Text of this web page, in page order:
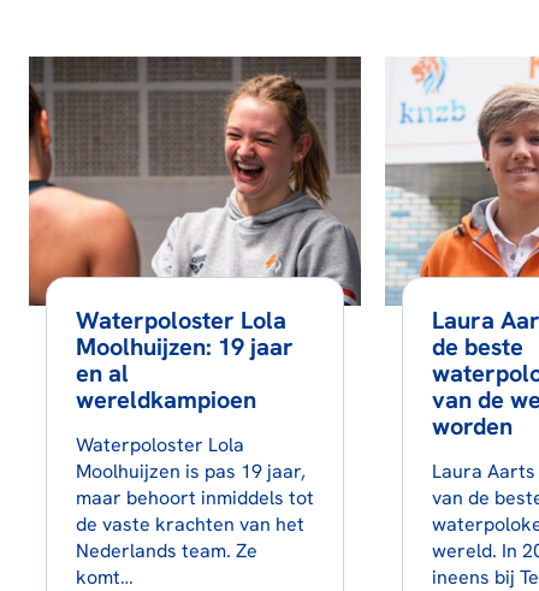
Waterpoloster Lola
Moolhuijzen: 19 jaar
en al
wereldkampioen
Waterpoloster Lola
Moolhuijzen is pas 19 jaar,
maar behoort inmiddels tot
de vaste krachten van het
Nederlands team. Ze
komt…
Laura
de beste
van de
worden
Laura
van de
wereld. In
ineens bij